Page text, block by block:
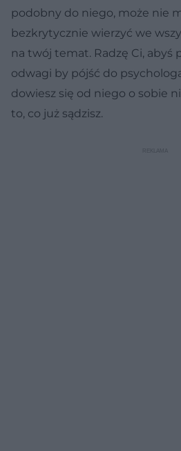
podobny do niego, może nie
bezkrytycznie wierzyć we
na twój temat. Radzę Ci, abyś
odwagi by pójść do
dowiesz się od niego o sobie
to, co już sądzisz.